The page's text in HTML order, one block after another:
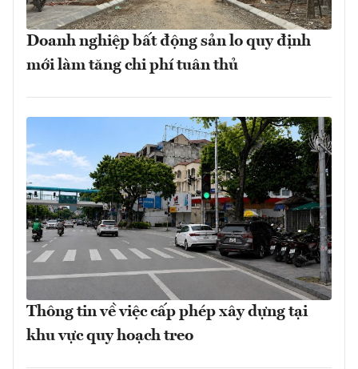
Doanh nghiệp bất động sản lo quy định
mới làm tăng chi phí tuân thủ
Thông tin về việc cấp phép xây dựng tại
khu vực quy hoạch treo